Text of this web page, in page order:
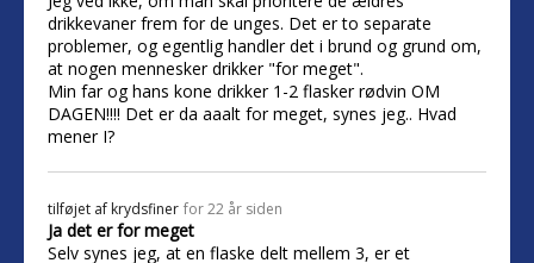
drikkevaner frem for de unges. Det er to separate
problemer, og egentlig handler det i brund og grund om,
at nogen mennesker drikker "for meget".
Min far og hans kone drikker 1-2 flasker rødvin OM
DAGEN!!!! Det er da aaalt for meget, synes jeg.. Hvad
mener I?
tilføjet af krydsfiner for 22 år siden
Ja det er for meget
Selv synes jeg, at en flaske delt mellem 3, er et